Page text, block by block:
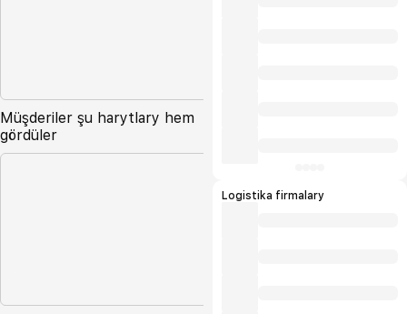
Müşderiler şu harytlary hem
gördüler
Logistika firmalary